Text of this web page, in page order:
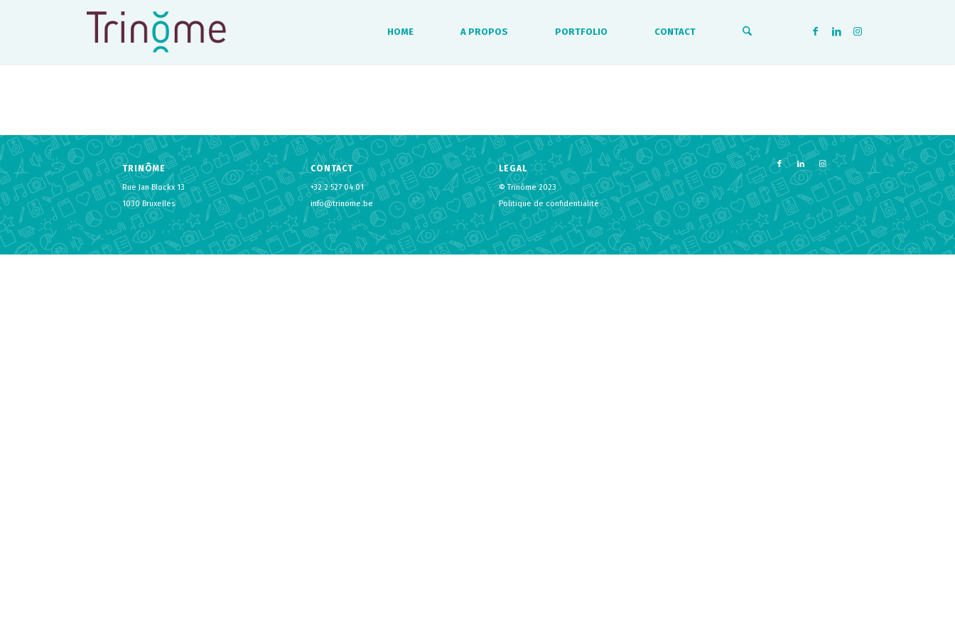
HOME A PROPOS PORTFOLIO CONTACT
TRINÔME
Rue Jan Blockx 13
1030 Bruxelles
CONTACT
+32 2 527 04 01
info@trinome.be
LEGAL
© Trinôme 2023
Politique de confidentialité